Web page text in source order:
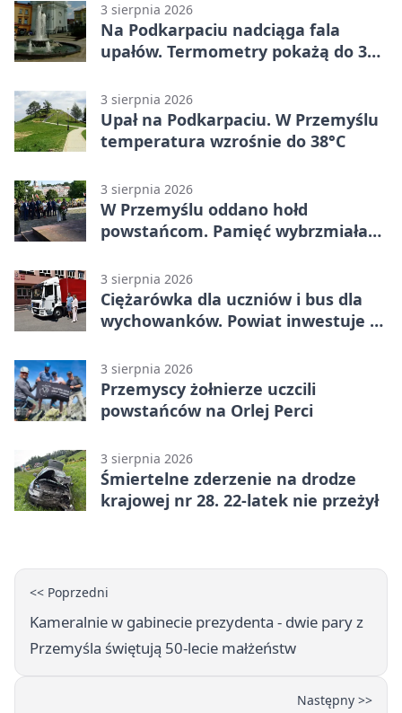
3 sierpnia 2026
Na Podkarpaciu nadciąga fala
upałów. Termometry pokażą do 36
3 sierpnia 2026
Upał na Podkarpaciu. W Przemyślu
temperatura wzrośnie do 38°C
3 sierpnia 2026
W Przemyślu oddano hołd
powstańcom. Pamięć wybrzmiała
3 sierpnia 2026
Ciężarówka dla uczniów i bus dla
wychowanków. Powiat inwestuje w
3 sierpnia 2026
Przemyscy żołnierze uczcili
powstańców na Orlej Perci
3 sierpnia 2026
Śmiertelne zderzenie na drodze
krajowej nr 28. 22-latek nie przeżył
<< Poprzedni
Kameralnie w gabinecie prezydenta - dwie pary z
Przemyśla świętują 50-lecie małżeństw
Następny >>